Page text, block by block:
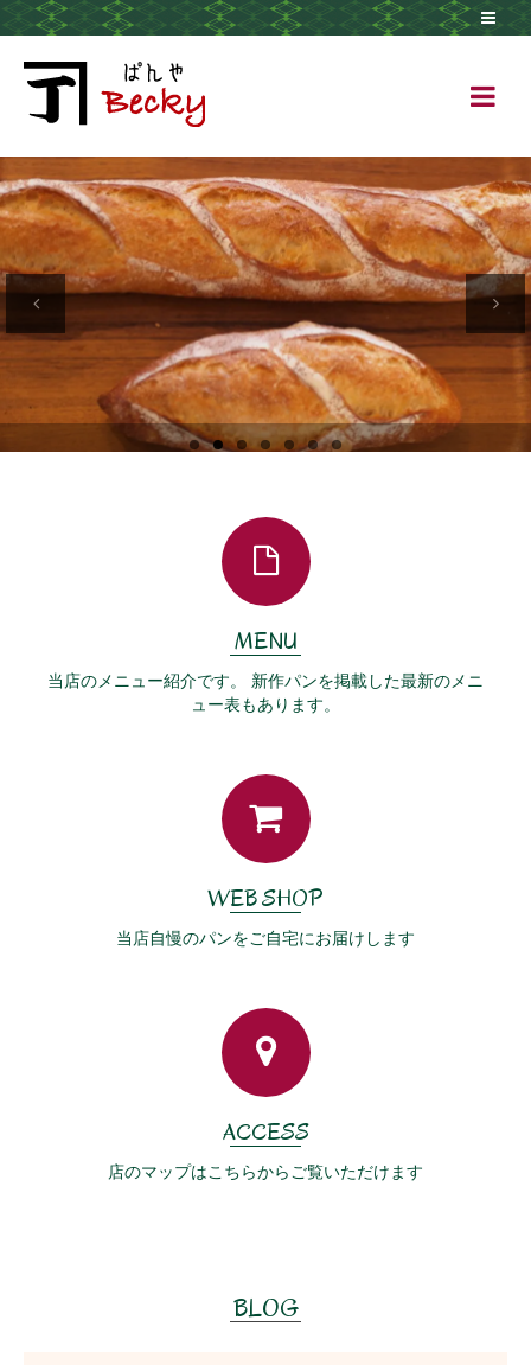
Previous Next
MENU
当店のメニュー紹介です。 新作パンを掲載した最新のメニ
ュー表もあります。
WEB SHOP
当店自慢のパンをご自宅にお届けします
ACCESS
店のマップはこちらからご覧いただけます
BLOG